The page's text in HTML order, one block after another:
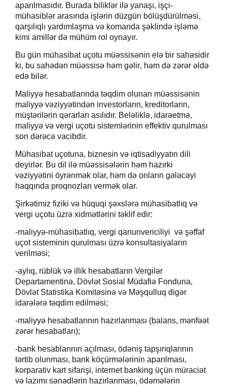
aparılmasıdır. Burada biliklər ilə yanaşı, işçi-
mühasiblər arasında işlərin düzgün bölüşdürülməsi,
qarşılıqlı yardımlaşma və komanda şəklində işləmə
kimi amillər də mühüm rol oynayır.
Bu gün mühasibat uçotu müəssisənin elə bir sahəsidir
ki, bu sahədən müəssisə həm gəlir, həm də zərər əl də
edə bilər.
Maliyyə hesabatlarında təqdim olunan müəssisənin
maliyyə vəziyyətindən investorların, kreditorların,
müştərilərin qərarları asılıdır. Beləliklə, idarəetmə,
maliyyə və vergi uçotu sistemlərinin effektiv qurulması
son dərəcə vacibdir.
Mühasibat uçotuna, biznesin və iqtisadiyyatın dili
deyirlər. Bu dil ilə müəssisələrin həm hazırki
vəziyyətini öyrənmək olar, həm də onların gələcəyi
haqqında proqnozları vermək olar.
Şirkətimiz fiziki və hüquqi şəxslərə mühasibatlıq və
vergi uçotu üzrə xidmətlərini təklif edir:
-maliyyə-mühasibatlıq, vergi qanunvericiliyi və şəffaf
uçot sisteminin qurulması üzrə konsultasiyaların
verilməsi;
-aylıq, rüblük və illik hesabatların Vergilər
Departamentinə, Dövlət Sosial Müdafiə Fonduna,
Dövlət Statistika Komitəsinə və Məşqulluq digər
idarələrə təqdim edilməsi;
-maliyyə hesabatlarının hazırlanması (balans, mənfəət
zərər hesabatları);
-bank hesablarının açılması, ödəniş tapşırıqlarının
tərtib olunması, bank köçürmələrinin aparılması,
korparativ kart sifarişi, internet banking üçün müraciət
və lazımı sənədlərin hazırlanması, ödəmələrin